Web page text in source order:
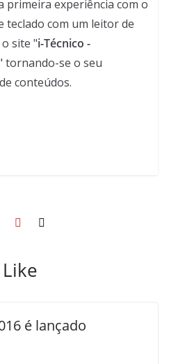
primeira experiência com o
teclado com um leitor de
site "i-Técnico -
tornando-se o seu
conteúdos.
é lançado